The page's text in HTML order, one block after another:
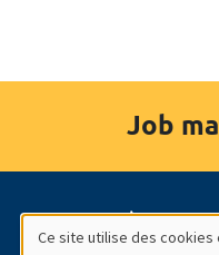
Job
À propos
Ce site utilise des